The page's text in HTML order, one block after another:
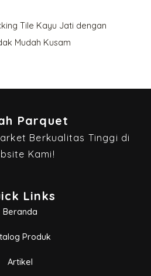
Tile Kayu Jati dengan
Mudah Kusam
Parquet
Berkualitas Tinggi di
Kami!
Links
Beranda
Produk
Artikel